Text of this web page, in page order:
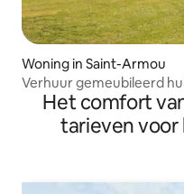
Woning in Saint-Armou
Verhuur gemeubileerd
Het comfort
tarieven